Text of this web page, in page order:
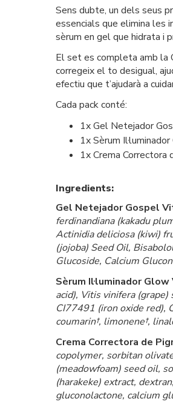
Sens dubte, un dels seus
essencials que elimina les
sèrum en gel que hidrata i
El set es completa amb la
corregeix el to desigual,
efectiu que t’ajudarà a
Cada pack conté:
1x Gel Netejador
1x Sèrum
1x Crema
Ingredients:
Gel Netejador Gospel
ferdinandiana (kakadu
Actinidia deliciosa (kiwi)
(jojoba) Seed Oil,
Glucoside, Calcium
Sèrum Il·luminador Glow
acid), Vitis vinifera
CI77491 (iron oxide red),
coumarin†, limonene†,
Crema Correctora de
copolymer, sorbitan
(meadowfoam) seed oil,
(harakeke) extract,
gluconolactone, calcium